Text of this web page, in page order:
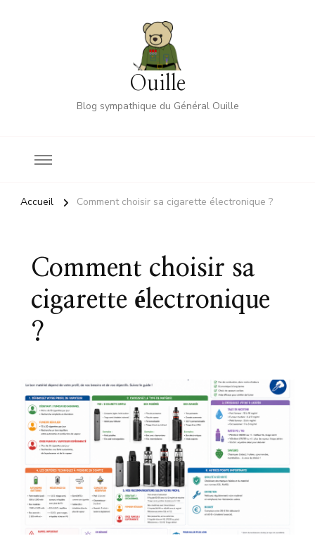
Ouille
Blog sympathique du Général Ouille
Accueil Comment choisir sa cigarette électronique ?
Comment choisir sa
cigarette électronique
?